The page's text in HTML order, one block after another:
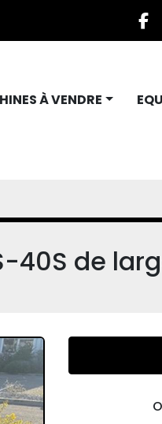
À VENDRE
40S de